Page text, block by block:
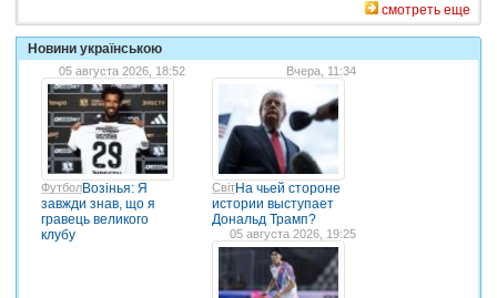
смотреть еще
Новини українською
05 августа 2026, 18:52
ФутболВозінья: Я
завжди знав, що я
гравець великого
клубу
Вчера, 11:34
СвітНа чьей стороне
истории выступает
Дональд Трамп?
05 августа 2026, 19:25